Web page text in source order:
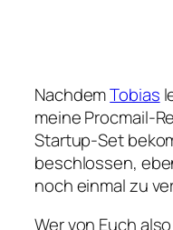
NachdemTobias
meine Procmail-
Startup-Set
beschlossen,
noch einmal zu
Wer von Euch